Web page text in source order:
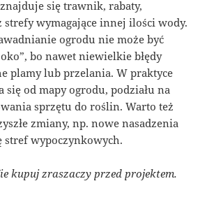
się trawnik, rabaty,
strefy wymagające innej ilości wody.
ogrodu nie może być
bo nawet niewielkie błędy
plamy lub przelania. W praktyce
się od mapy ogrodu, podziału na
sprzętu do roślin. Warto też
zmiany, np. nowe nasadzenia
wypoczynkowych.
kupuj zraszaczy przed projektem.